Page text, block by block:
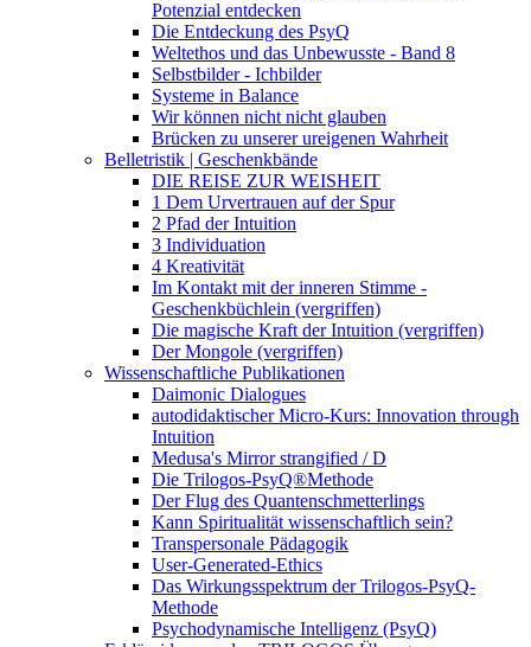
Potenzial entdecken
Die Entdeckung des PsyQ
Weltethos und das Unbewusste - Band 8
Selbstbilder - Ichbilder
Systeme in Balance
Wir können nicht nicht glauben
Brücken zu unserer ureigenen Wahrheit
Belletristik | Geschenkbände
DIE REISE ZUR WEISHEIT
1 Dem Urvertrauen auf der Spur
2 Pfad der Intuition
3 Individuation
4 Kreativität
Im Kontakt mit der inneren Stimme -
Geschenkbüchlein (vergriffen)
Die magische Kraft der Intuition (vergriffen)
Der Mongole (vergriffen)
Wissenschaftliche Publikationen
Daimonic Dialogues
autodidaktischer Micro-Kurs: Innovation through
Intuition
Medusa's Mirror strangified / D
Die Trilogos-PsyQ®Methode
Der Flug des Quantenschmetterlings
Kann Spiritualität wissenschaftlich sein?
Transpersonale Pädagogik
User-Generated-Ethics
Das Wirkungsspektrum der Trilogos-PsyQ-
Methode
Psychodynamische Intelligenz (PsyQ)